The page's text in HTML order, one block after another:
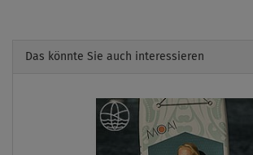
Das könnte Sie auch interessieren
Previous